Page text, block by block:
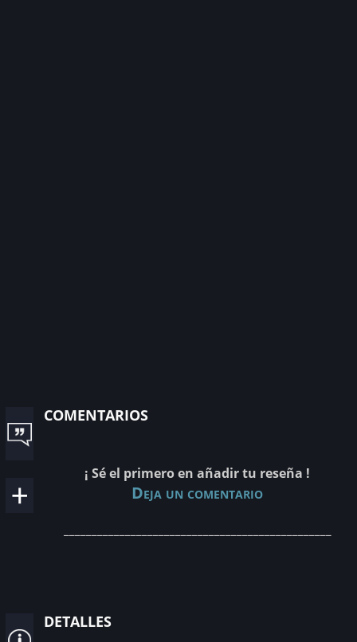
comentarios
¡ Sé el primero en añadir tu reseña !
Deja un comentario
detalles